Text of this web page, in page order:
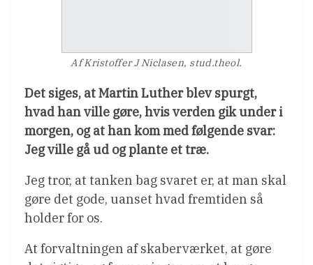
Af Kristoffer J Niclasen, stud.theol.
Det siges, at Martin Luther blev spurgt,
hvad han ville gøre, hvis verden gik under i
morgen, og at han kom med følgende svar:
Jeg ville gå ud og plante et træ.
Jeg tror, at tanken bag svaret er, at man skal
gøre det gode, uanset hvad fremtiden så
holder for os.
At forvaltningen af skaberværket, at gøre